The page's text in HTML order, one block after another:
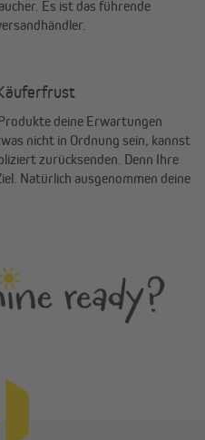
Es ist das führende
deine Erwartungen
nicht in Ordnung sein, kannst
zurücksenden. Denn Ihre
Natürlich ausgenommen deine